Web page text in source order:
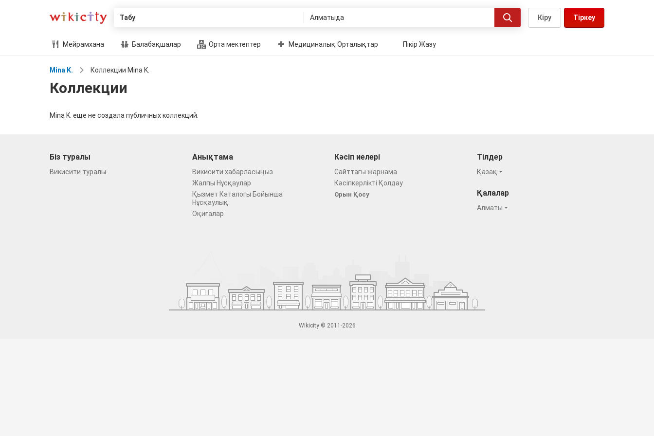
Табу Тіркеу
Кіру
Мейрамхана Балабақшалар Орта мектептер Медициналық Орталықтар Пікір Жазу
Mina K. Коллекции Mina K.
Коллекции
Mina K. еще не создала публичных коллекций.
Біз туралы
Викисити туралы
Анықтама
Викисити хабарласыңыз
Жалпы Нұсқаулар
Қызмет Каталогы Бойынша
Нұсқаулық
Оқиғалар
Кәсіп иелері
Сайттағы жарнама
Кәсіпкерлікті Қолдау
Орын Қосу
Тілдер
Қазақ
Қалалар
Алматы
Wikicity © 2011-2026